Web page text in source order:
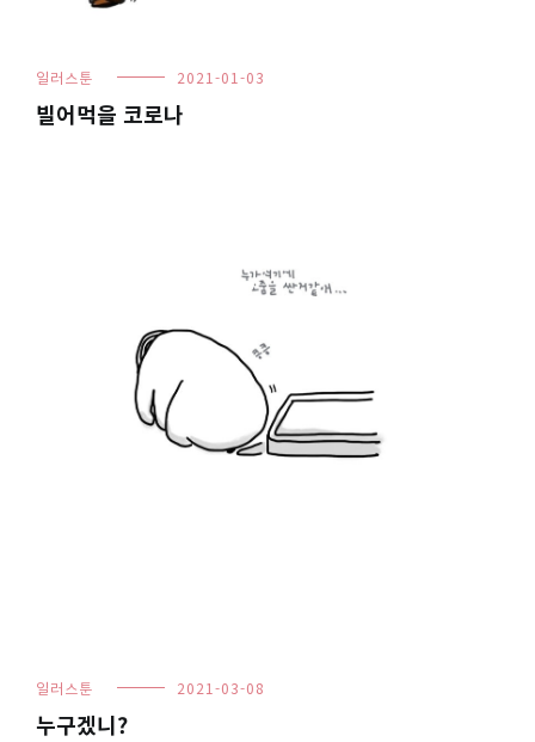
일러스툰 2021-01-03
빌어먹을 코로나
일러스툰 2021-03-08
누구겠니?